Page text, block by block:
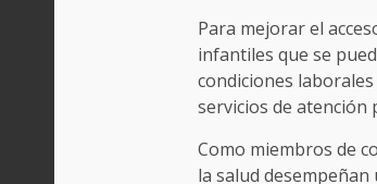
Para mejorar el
infantiles que se
condiciones
servicios de
Como miembros de
la salud